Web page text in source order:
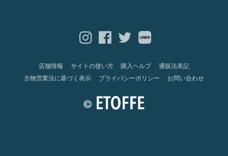
店舗情報 サイトの使い方 購入ヘルプ
通販法表記
古物営業法に基づく表示
プライバシーポリシー お問い合わせ